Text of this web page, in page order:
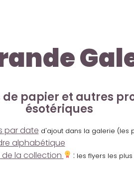
papier et autres
ésotériques
par date d'ajout dans la galerie (les
alphabétique
de la collection : les flyers les